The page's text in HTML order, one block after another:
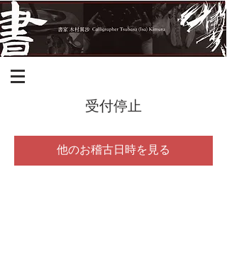
受付停止
他のお稽古日時を見る